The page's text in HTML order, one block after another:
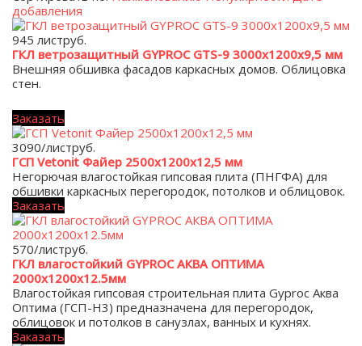
добавления
945 листруб.
ГКЛ ветрозащитный GYPROC GTS-9 3000х1200х9,5 мм
Внешняя обшивка фасадов каркасных домов. Облицовка
стен.
Заказать
3090/листруб.
ГСП Vetonit Файер 2500х1200х12,5 мм
Негорючая влагостойкая гипсовая плита (ПНГФА) для
обшивки каркасных перегородок, потолков и облицовок.
Заказать
570/листруб.
ГКЛ влагостойкий GYPROC АКВА ОПТИМА
2000х1200х12.5мм
Влагостойкая гипсовая строительная плита Gyproc Аква
Оптима (ГСП-H3) предназначена для перегородок,
облицовок и потолков в санузлах, ванных и кухнях.
Заказать